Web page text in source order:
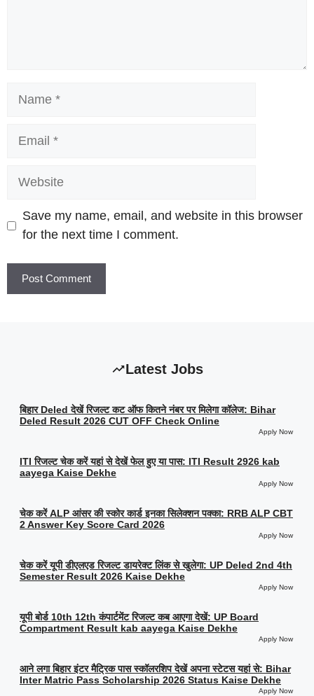
Website
Save my name, email, and website in this browser
for the next time I comment.
Latest Jobs
बिहार Deled देखें रिजल्ट कट ऑफ कितने नंबर पर मिलेगा कॉलेज: Bihar
Deled Result 2026 CUT OFF Check Online
Apply Now
ITI रिजल्ट चेक करें यहां से देखें फेल हुए या पास: ITI Result 2926 kab
aayega Kaise Dekhe
Apply Now
चेक करें ALP आंसर की स्कोर कार्ड इनका सिलेक्शन पक्का: RRB ALP CBT
2 Answer Key Score Card 2026
Apply Now
चेक करें यूपी डीएलएड रिजल्ट डायरेक्ट लिंक से खुलेगा: UP Deled 2nd 4th
Semester Result 2026 Kaise Dekhe
Apply Now
यूपी बोर्ड 10th 12th कंपार्टमेंट रिजल्ट कब आएगा देखें: UP Board
Compartment Result kab aayega Kaise Dekhe
Apply Now
आने लगा बिहार इंटर मैट्रिक पास स्कॉलरशिप देखें अपना स्टेटस यहां से: Bihar
Inter Matric Pass Scholarship 2026 Status Kaise Dekhe
Apply Now